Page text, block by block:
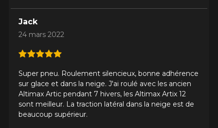
Jack
24 mars 2022
Super pneu. Roulement silencieux, bonne adhérence
sur glace et dans la neige. J'ai roulé avec les ancien
Altimax Artic pendant 7 hivers, les Altimax Artix 12
sont meilleur. La traction latéral dans la neige est de
beaucoup supérieur.